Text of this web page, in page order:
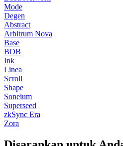
Mode
Degen
Abstract
Arbitrum Nova
Base
BOB
Ink
Linea
Scroll
Shape
Soneium
Superseed
zkSync Era
Zora